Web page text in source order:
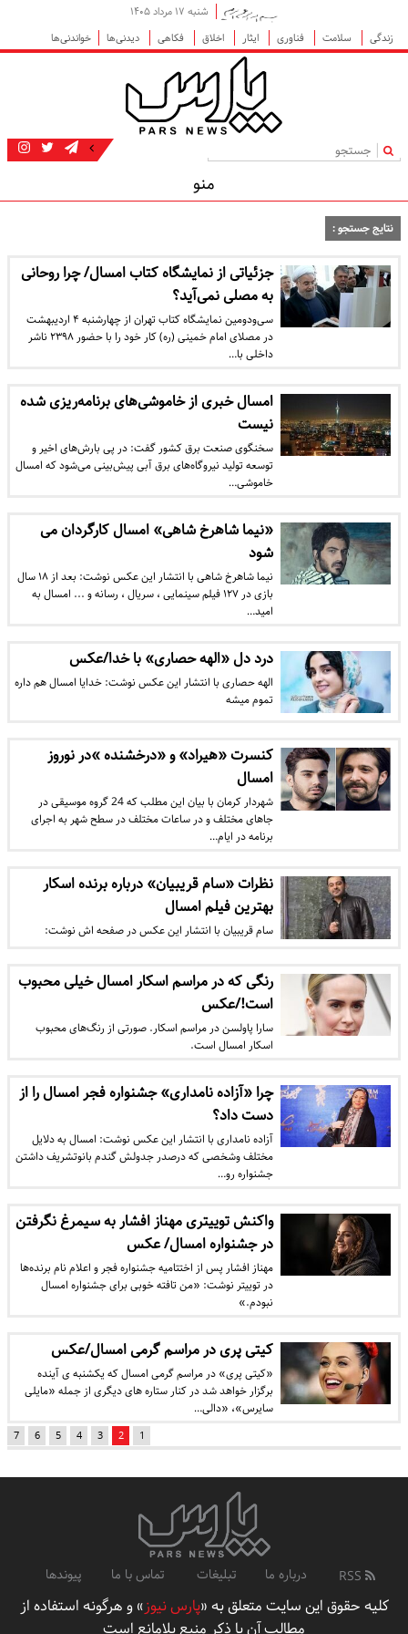
شنبه ۱۷ مرداد ۱۴۰۵
زندگی
سلامت فناوری ایثار اخلاق فکاهی دیدنی‌ها خواندنی‌ها
|
منو
نتایج جستجو :
جزئیاتی از نمایشگاه کتاب امسال/ چرا روحانی
به مصلی نمی‌آید؟
سی‌ودومین نمایشگاه کتاب تهران از چهارشنبه ۴ اردیبهشت
در مصلای امام خمینی (ره) کار خود را با حضور ۲۳۹۸ ناشر
داخلی با…
امسال خبری از خاموشی‌های برنامه‌ریزی‌ شده
نیست
سخنگوی صنعت برق کشور گفت: در پی بارش‌های اخیر و
توسعه تولید نیروگاه‌های برق آبی پیش‌بینی می‌شود که امسال
خاموشی…
«نیما شاهرخ شاهی» امسال کارگردان می
شود
نیما شاهرخ شاهی با انتشار این عکس نوشت: بعد از ١٨ سال
بازى در ١٢٧ فیلم سینمایى ، سریال ، رسانه و ... امسال به
امید…
درد دل «الهه حصاری» با خدا/عکس
الهه حصاری با انتشار این عکس نوشت: خدایا امسال هم داره
تموم میشه
کنسرت «هیراد» و «درخشنده »در نوروز
امسال
شهردار کرمان با بیان این مطلب که 24 گروه موسیقی در
جاهای مختلف و در ساعات مختلف در سطح شهر به اجرای
برنامه در ایام…
نظرات «سام قریبیان» درباره برنده اسکار
بهترین فیلم امسال
سام قریبیان با انتشار این عکس در صفحه اش نوشت:
رنگی که در مراسم اسکار امسال خیلی محبوب
است!/عکس
سارا پاولسن در مراسم اسکار. صورتی از رنگ‌های محبوب
اسکار امسال است.
چرا «آزاده نامداری» جشنواره فجر امسال را از
دست داد؟
آزاده نامداری با انتشار این عکس نوشت: امسال به دلایل
مختلف وشخصی که درصدر جدولش گندم بانو‌تشریف داشتن
جشنواره رو‌…
واکنش توییتری مهناز افشار به سیمرغ نگرفتن
در جشنواره امسال/ عکس
مهناز افشار پس از اختتامیه جشنواره فجر و اعلام نام برنده‌ها
در توییتر نوشت: «من تافته خوبی برای جشنواره امسال
نبودم.»
کیتی پری در مراسم گرمی امسال/عکس
«کیتی پری» در مراسم گرمی امسال که یکشنبه ی آینده
برگزار خواهد شد در کنار ستاره های دیگری از جمله «مایلی
سایرس»، «دالی…
1
2
3
4
5
6
7
درباره ما تبلیغات تماس با ما پیوندها
کلیه حقوق این سایت متعلق به «پارس نیوز» و هرگونه استفاده از
مطالب آن با ذکر منبع بلامانع است